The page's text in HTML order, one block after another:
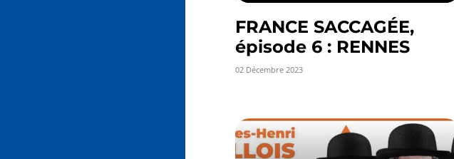
FRANCE SACCAGÉE,
épisode 6 : RENNES
02 Décembre 2023